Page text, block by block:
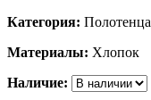
Категория: Полотенца
Материалы: Хлопок
Наличие: